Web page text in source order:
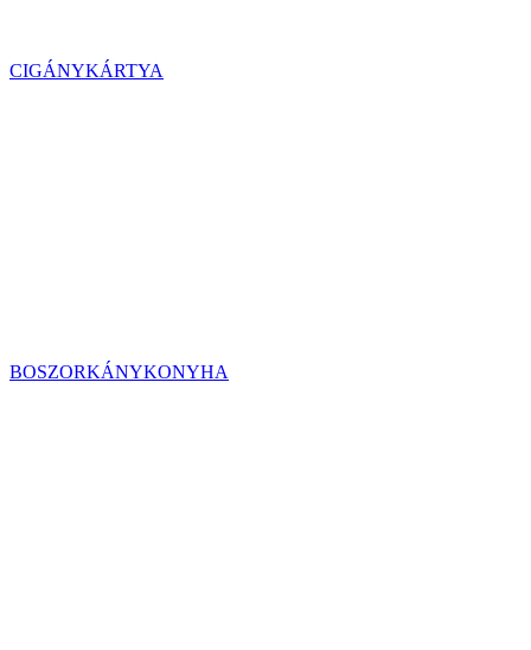
CIGÁNYKÁRTYA
BOSZORKÁNYKONYHA